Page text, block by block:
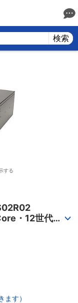
検索
する
・12世代
す）